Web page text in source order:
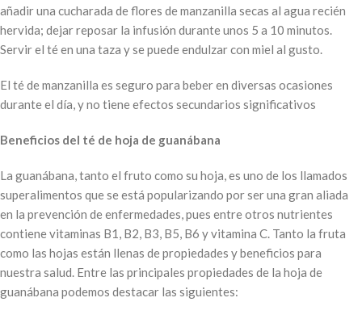
añadir una cucharada de flores de manzanilla secas al agua recién
hervida; dejar reposar la infusión durante unos 5 a 10 minutos.
Servir el té en una taza y se puede endulzar con miel al gusto.
El té de manzanilla es seguro para beber en diversas ocasiones
durante el día, y no tiene efectos secundarios significativos
Beneficios del té de hoja de guanábana
La guanábana, tanto el fruto como su hoja, es uno de los llamados
superalimentos que se está popularizando por ser una gran aliada
en la prevención de enfermedades, pues entre otros nutrientes
contiene vitaminas B1, B2, B3, B5, B6 y vitamina C. Tanto la fruta
como las hojas están llenas de propiedades y beneficios para
nuestra salud. Entre las principales propiedades de la hoja de
guanábana podemos destacar las siguientes: